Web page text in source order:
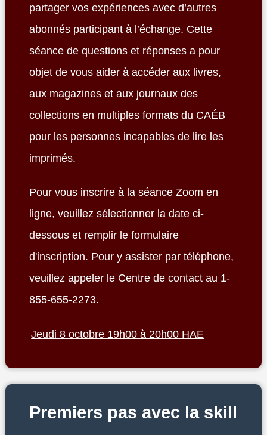
partager vos expériences avec d’autres
abonnés participant à l’échange. Cette
séance de questions et réponses a pour
objet de vous aider à accéder aux livres,
aux magazines et aux journaux des
collections en multiples formats du CAÉB
pour les personnes incapables de lire les
imprimés.
Pour vous inscrire à la séance Zoom en
ligne, veuillez sélectionner la date ci-
dessous et remplir le formulaire
d'inscription. Pour y assister par téléphone,
veuillez appeler le Centre de contact au 1-
855-655-2273.
Jeudi 8 octobre 19h00 à 20h00 HAE
Premiers pas avec la skill